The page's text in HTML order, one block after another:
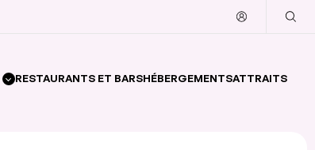
RESTAURANTS ET BARSHÉBERGEMENTSATTRAITS